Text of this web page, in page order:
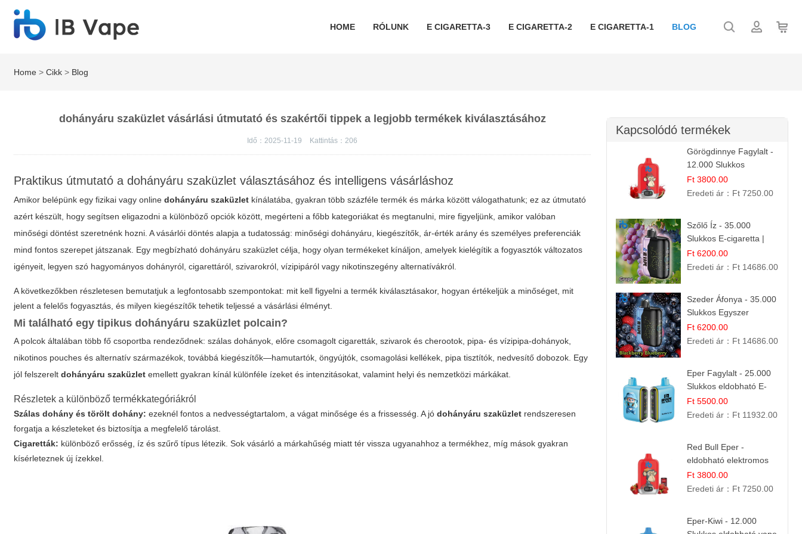
HOME RÓLUNK E CIGARETTA-3 E CIGARETTA-2 E CIGARETTA-1 BLOG
Home >Cikk > Blog
dohányáru szaküzlet vásárlási útmutató és szakértői tippek a legjobb termékek kiválasztásához
Idő：2025-11-19 Kattintás：206
Praktikus útmutató a dohányáru szaküzlet választásához és intelligens vásárláshoz
Amikor belépünk egy fizikai vagy onlinedohányáru szaküzlet kínálatába, gyakran több százféle termék és márka között válogathatunk; ez az útmutató
azért készült, hogy segítsen eligazodni a különböző opciók között, megérteni a főbb kategoriákat és megtanulni, mire figyeljünk, amikor valóban
minőségi döntést szeretnénk hozni. A vásárlói döntés alapja a tudatosság: minőségi dohányáru, kiegészítők, ár-érték arány és személyes preferenciák
mind fontos szerepet játszanak. Egy megbízhatódohányáru szaküzlet célja, hogy olyan termékeket kínáljon, amelyek kielégítik a fogyasztók változatos
igényeit, legyen szó hagyományos dohányról, cigarettáról, szivarokról, vízipipáról vagy nikotinszegény alternatívákról.
A következőkben részletesen bemutatjuk a legfontosabb szempontokat: mit kell figyelni a termék kiválasztásakor, hogyan értékeljük a minőséget, mit
jelent a felelős fogyasztás, és milyen kiegészítők tehetik teljessé a vásárlási élményt.
Mi található egy tipikus dohányáru szaküzlet polcain?
A polcok általában több fő csoportba rendeződnek: szálas dohányok, előre csomagolt cigaretták, szivarok és cherootok, pipa- és vízipipa-dohányok,
nikotinos pouches és alternatív származékok, továbbá kiegészítők—hamutartók, öngyújtók, csomagolási kellékek, pipa tisztítók, nedvesítő dobozok. Egy
jól felszereltdohányáru szaküzlet emellett gyakran kínál különféle ízeket és intenzitásokat, valamint helyi és nemzetközi márkákat.
Részletek a különböző termékkategóriákról
Szálas dohány és törölt dohány: ezeknél fontos a nedvességtartalom, a vágat minősége és a frissesség. A jódohányáru szaküzlet rendszeresen
forgatja a készleteket és biztosítja a megfelelő tárolást.
Cigaretták: különböző erősség, íz és szűrő típus létezik. Sok vásárló a márkahűség miatt tér vissza ugyanahhoz a termékhez, míg mások gyakran
kísérleteznek új ízekkel.
Kapcsolódó termékek
Görögdinnye Fagylalt -
12.000 Slukkos
eldobható e-Cigaretta
Ft 3800.00
Eredeti ár： Ft 7250.00
Szőlő Íz - 35.000
Slukkos E-cigaretta |
Friss Gyümölcs Aroma
Ft 6200.00
Eredeti ár： Ft 14686.00
Szeder Áfonya - 35.000
Slukkos Egyszer
Használatos E-cigaretta
| Prémium Ízélmény
Ft 6200.00
Eredeti ár： Ft 14686.00
Eper Fagylalt - 25.000
Slukkos eldobható E-
cigaretta | Édes
Desszert Íz
Ft 5500.00
Eredeti ár： Ft 11932.00
Red Bull Eper -
eldobható elektromos
cigi | Energizáló
Gyümölcs Íz
Ft 3800.00
Eredeti ár： Ft 7250.00
Eper-Kiwi - 12.000